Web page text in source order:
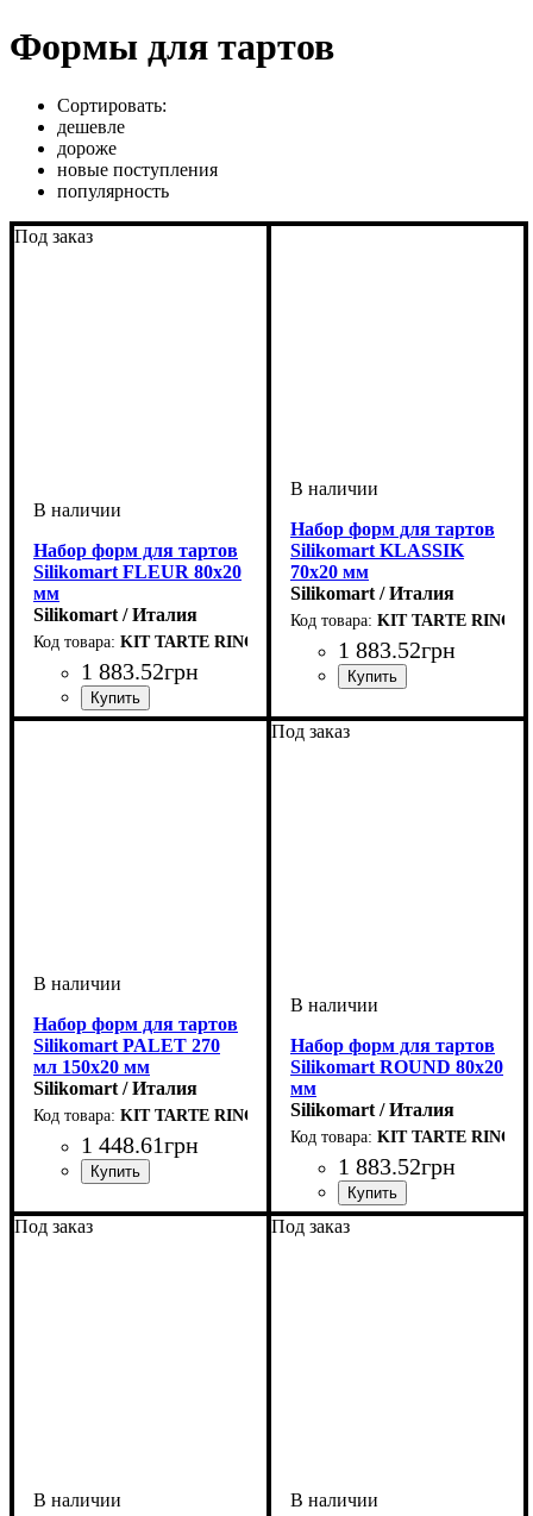
Формы для тартов
Сортировать:
дешевле
дороже
новые поступления
популярность
Под заказ
Набор форм для тартов
Silikomart FLEUR 80х20
мм
Silikomart / Италия
KIT TARTE RING FLEUR D80 MM
1 883.52грн
Набор форм для тартов
Silikomart KLASSIK
70х20 мм
Silikomart / Италия
KIT TARTE RING
1 883.52грн
Набор форм для тартов
Silikomart PALET 270
мл 150х20 мм
Silikomart / Италия
KIT TARTE RING PALET D150 MM
1 448.61грн
Под заказ
Набор форм для тартов
Silikomart ROUND 80х20
мм
Silikomart / Италия
KIT TARTE RING
1 883.52грн
Под заказ Под заказ